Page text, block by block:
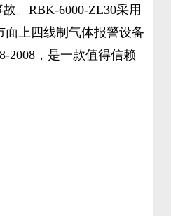
。RBK-6000-ZL30采用
上四线制气体报警设备
2008，是一款值得信赖